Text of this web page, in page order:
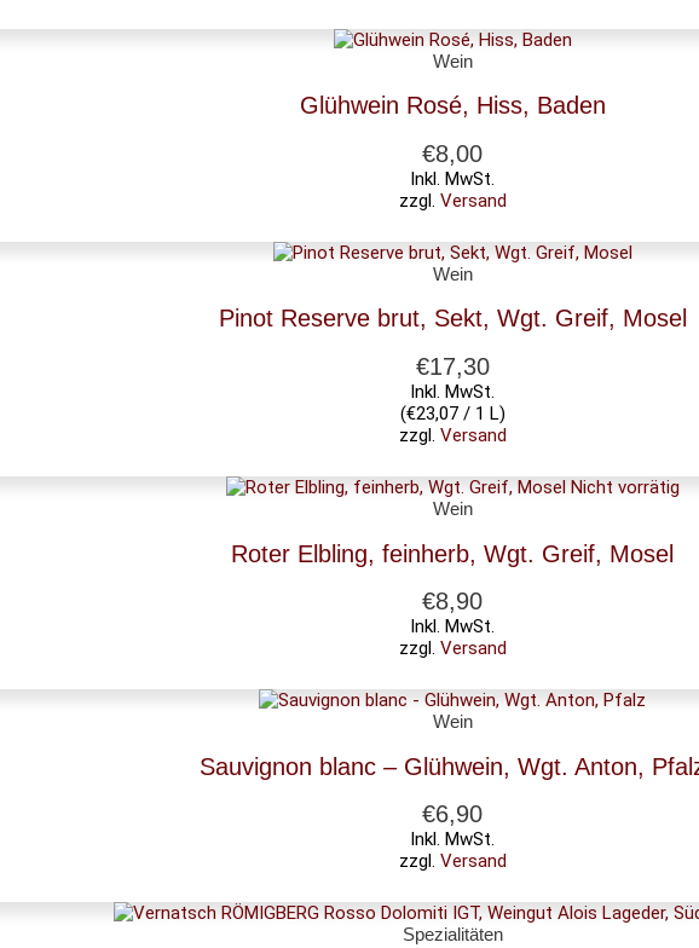
Wein
Glühwein Rosé, Hiss, Baden
€8,00
Inkl. MwSt.
zzgl. Versand
Wein
Pinot Reserve brut, Sekt, Wgt. Greif, Mosel
€17,30
Inkl. MwSt.
(€23,07/ 1 L)
zzgl. Versand
Nicht vorrätig
Wein
Roter Elbling, feinherb, Wgt. Greif, Mosel
€8,90
Inkl. MwSt.
zzgl. Versand
Wein
Sauvignon blanc – Glühwein, Wgt. Anton,
€6,90
Inkl. MwSt.
zzgl. Versand
Spezialitäten